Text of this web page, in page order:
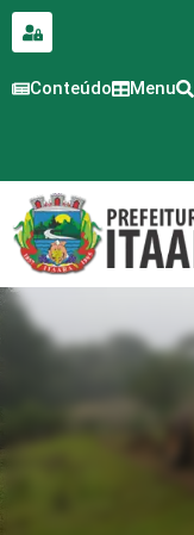
conteúdo
Conteúdo Menu